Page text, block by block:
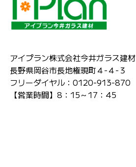
アイプラン株式会社今井ガラス建材
長野県岡谷市長地権現町４-４-３
フリーダイヤル：0120-913-870
【営業時間】8：15～17：45